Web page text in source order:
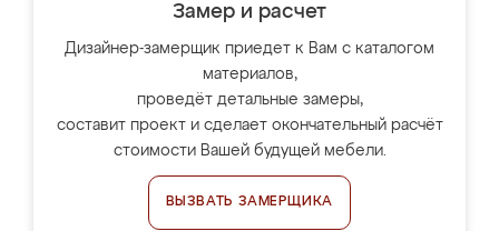
Замер и расчет
Дизайнер-замерщик приедет к Вам с каталогом
материалов,
проведёт детальные замеры,
составит проект и сделает окончательный расчёт
стоимости Вашей будущей мебели.
ВЫЗВАТЬ ЗАМЕРЩИКА